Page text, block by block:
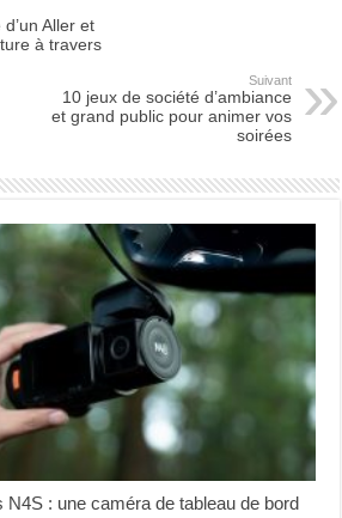
Aller et
à travers
Suivant
10 jeux de société d’ambiance
et grand public pour animer vos
soirées
N4S : une caméra de tableau de bord